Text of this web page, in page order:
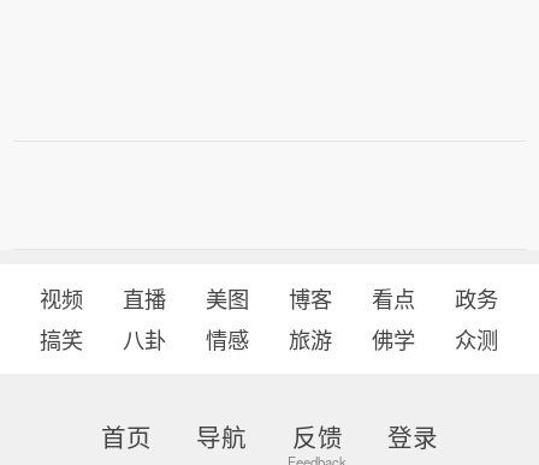
视频 直播 美图 博客 看点
政务
搞笑
八卦 情感 旅游 佛学 众测
首页 导航 反馈 登录